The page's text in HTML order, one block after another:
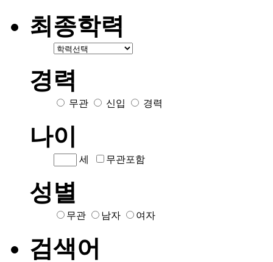
최종학력
경력
무관 신입 경력
나이
세 무관포함
성별
무관 남자 여자
검색어